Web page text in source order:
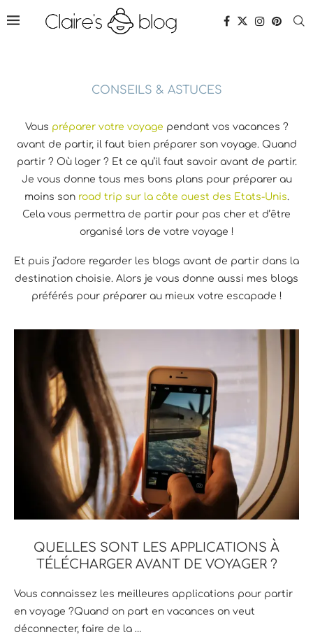
CONSEILS & ASTUCES
Vous préparer votre voyage pendant vos vacances ?
avant de partir, il faut bien préparer son voyage. Quand
partir ? Où loger ? Et ce qu’il faut savoir avant de partir.
Je vous donne tous mes bons plans pour préparer au
moins son road trip sur la côte ouest des Etats-Unis.
Cela vous permettra de partir pour pas cher et d’être
organisé lors de votre voyage !
Et puis j’adore regarder les blogs avant de partir dans la
destination choisie. Alors je vous donne aussi mes blogs
préférés pour préparer au mieux votre escapade !
QUELLES SONT LES APPLICATIONS À
TÉLÉCHARGER AVANT DE VOYAGER ?
Vous connaissez les meilleures applications pour partir
en voyage ?Quand on part en vacances on veut
déconnecter, faire de la …